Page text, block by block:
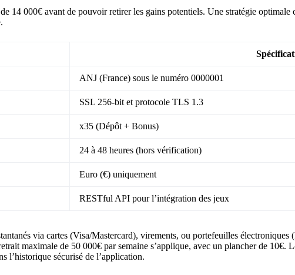
14 000€ avant de pouvoir retirer les gains potentiels. Une stratégie
ANJ (France) sous le numéro 0000001
SSL 256-bit et protocole TLS 1.3
x35 (Dépôt + Bonus)
24 à 48 heures (hors vérification)
Euro (€) uniquement
RESTful API pour l’intégration des jeux
via cartes (Visa/Mastercard), virements, ou portefeuilles
maximale de 50 000€ par semaine s’applique, avec un plancher de 10€.
l’historique sécurisé de l’application.